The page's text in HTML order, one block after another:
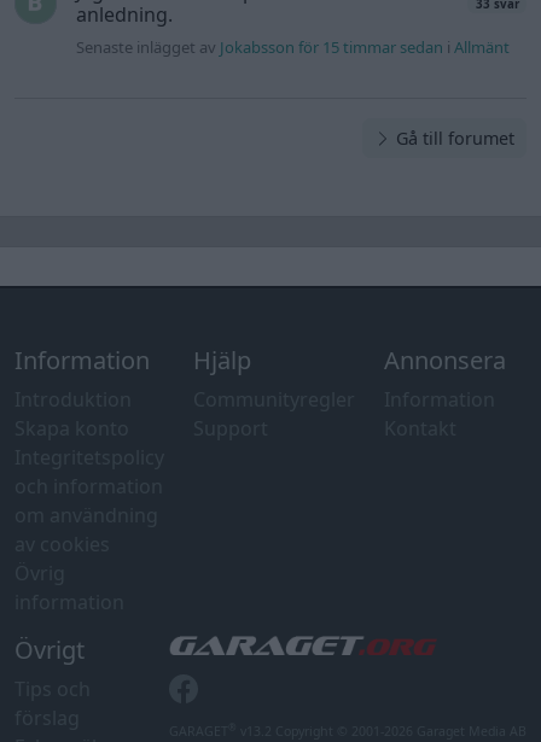
anledning.
33 svar
Senaste inlägget av Jokabsson för 15 timmar sedan iAllmänt
Gå till forumet
Information Hjälp Annonsera
Övrigt